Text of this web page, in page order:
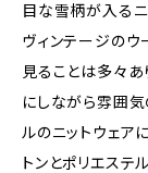
目な雪柄が入るニ
ヴィンテージのウ
見ることは多々
にしながら雰囲
ルのニットウェア
トンとポリエステ